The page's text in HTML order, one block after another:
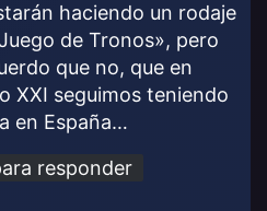
haciendo un rodaje
de Tronos», pero
que no, que en
XXI seguimos teniendo
en España…
responder